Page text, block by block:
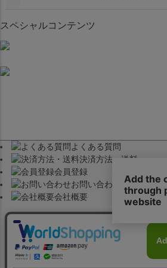
スペシャルコンテンツ
よくある質問
決済方法・送料
会員登録
お問い合わせ
会社概要